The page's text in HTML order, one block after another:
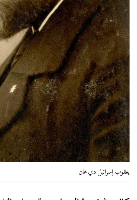
يعقوب إسرائيل دي هان